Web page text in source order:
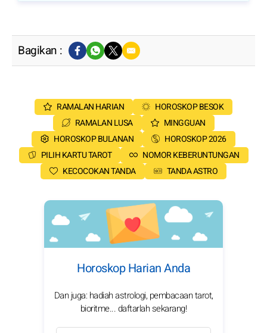
Bagikan :
RAMALAN HARIAN
HOROSKOP BESOK
RAMALAN LUSA
MINGGUAN
HOROSKOP BULANAN
HOROSKOP 2026
PILIH KARTU TAROT
NOMOR KEBERUNTUNGAN
KECOCOKAN TANDA
TANDA ASTRO
Horoskop Harian Anda
Dan juga: hadiah astrologi, pembacaan tarot,
bioritme... daftarlah sekarang!